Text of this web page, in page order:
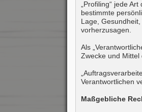
„Profiling“ jede
bestimmte
Lage,
vorherzusagen.
Als
Zwecke und Mittel
Verantwortlichen
Maßgebliche